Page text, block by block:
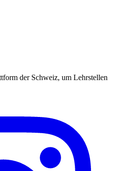
der Schweiz, um Lehrstellen